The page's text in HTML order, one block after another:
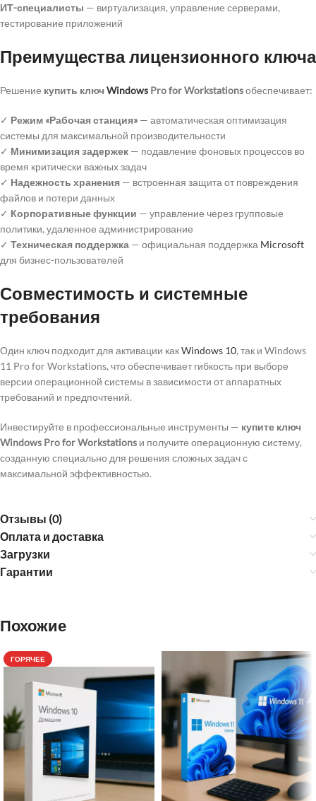
ИТ-специалисты — виртуализация, управление серверами,
тестирование приложений
Преимущества лицензионного ключа
Решение купить ключ Windows Pro for Workstationsобеспечивает:
✓ Режим «Рабочая станция» — автоматическая оптимизация
системы для максимальной производительности
✓ Минимизация задержек — подавление фоновых процессов во
время критически важных задач
✓ Надежность хранения — встроенная защита от повреждения
файлов и потери данных
✓ Корпоративные функции — управление через групповые
политики, удаленное администрирование
✓ Техническая поддержка — официальная поддержка Microsoft
для бизнес-пользователей
Совместимость и системные
требования
Один ключ подходит для активации какWindows 10, так и Windows
11 Pro for Workstations, что обеспечивает гибкость при выборе
версии операционной системы в зависимости от аппаратных
требований и предпочтений.
Инвестируйте в профессиональные инструменты — купите ключ
Windows Pro for Workstations и получите операционную систему,
созданную специально для решения сложных задач с
максимальной эффективностью.
Отзывы (0)
Оплата и доставка
Загрузки
Гарантии
Похожие
ГОРЯЧЕЕ